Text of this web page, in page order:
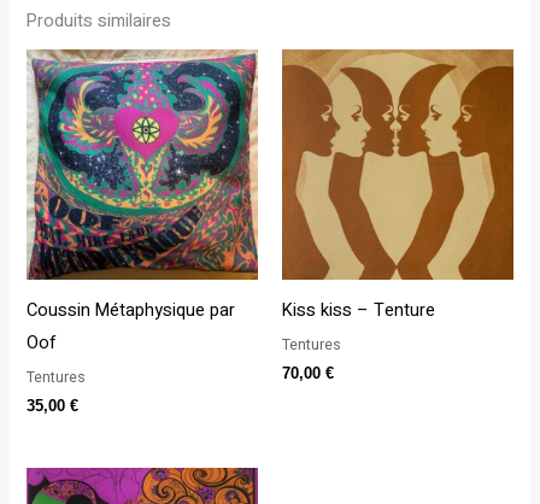
Produits similaires
Coussin Métaphysique par
Oof
Tentures
35,00€
Kiss kiss – Tenture
Tentures
70,00 €